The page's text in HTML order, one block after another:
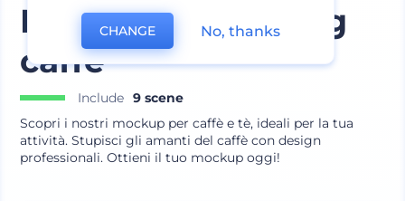
Mockup packaging
caffè
Include 9 scene
Scopri i nostri mockup per caffè e tè, ideali per la tua
attività. Stupisci gli amanti del caffè con design
professionali. Ottieni il tuo mockup oggi!
CHANGE No, thanks